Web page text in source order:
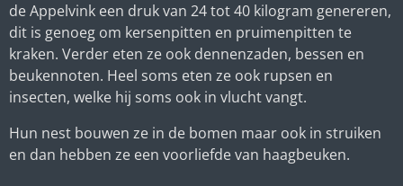
de Appelvink een druk van 24 tot 40 kilogram genereren,
dit is genoeg om kersenpitten en pruimenpitten te
kraken. Verder eten ze ook dennenzaden, bessen en
beukennoten. Heel soms eten ze ook rupsen en
insecten, welke hij soms ook in vlucht vangt.
Hun nest bouwen ze in de bomen maar ook in struiken
en dan hebben ze een voorliefde van haagbeuken.